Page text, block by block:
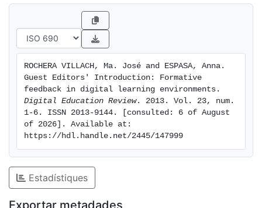
ROCHERA VILLACH, Ma. José and ESPASA, Anna.
Guest Editors' Introduction: Formative
Digital Education Review. 2013. Vol. 23, num.
1-6. ISSN 2013-9144. [consulted: 6 of August
of 2026]. Available at:
https://hdl.handle.net/2445/147999
Estadístiques